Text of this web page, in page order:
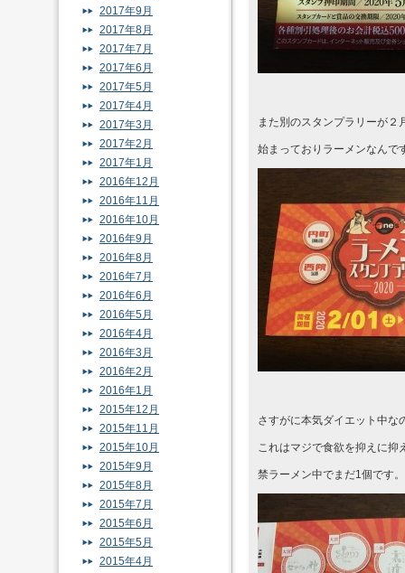
また別のスタンプラリーが２
始まっておりラーメンなんで
さすがに本気ダイエット中な
これはマジで食欲を抑えに抑
禁ラーメン中でまだ1個です。
2017年9月
2017年8月
2017年7月
2017年6月
2017年5月
2017年4月
2017年3月
2017年2月
2017年1月
2016年12月
2016年11月
2016年10月
2016年9月
2016年8月
2016年7月
2016年6月
2016年5月
2016年4月
2016年3月
2016年2月
2016年1月
2015年12月
2015年11月
2015年10月
2015年9月
2015年8月
2015年7月
2015年6月
2015年5月
2015年4月